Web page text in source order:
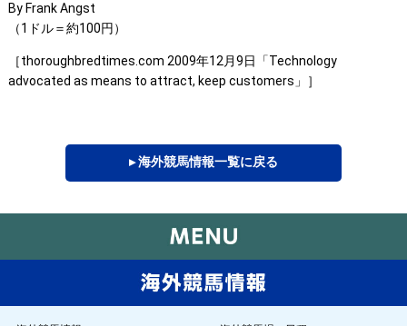
By Frank Angst
（1ドル＝約100円）
［thoroughbredtimes.com 2009年12月9日「Technology
advocated as means to attract, keep customers」］
▸ 海外競馬情報一覧に戻る